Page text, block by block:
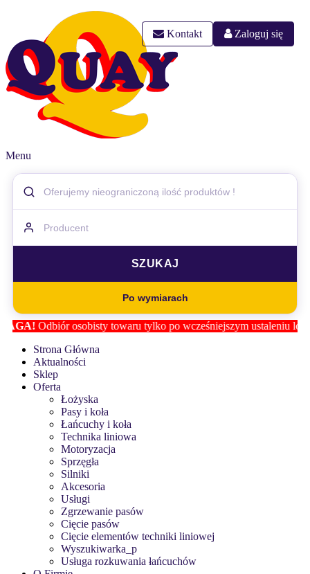
Kontakt Zaloguj się
Menu
Po wymiarach
Odbiór osobisty towaru tylko po wcześniejszym ustaleniu
Strona Główna
Aktualności
Sklep
Oferta
Łożyska
Pasy i koła
Łańcuchy i koła
Technika liniowa
Motoryzacja
Sprzęgła
Silniki
Akcesoria
Usługi
Zgrzewanie pasów
Cięcie pasów
Cięcie elementów techniki liniowej
Wyszukiwarka_p
Usługa rozkuwania łańcuchów